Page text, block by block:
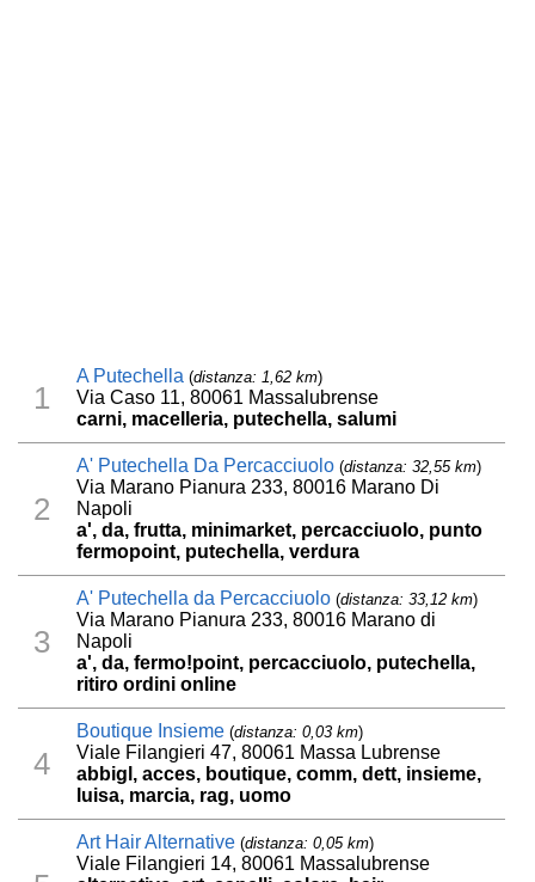
1
A Putechella (distanza: 1,62 km)
Via Caso 11, 80061 Massalubrense
carni, macelleria, putechella, salumi
2
A' Putechella Da Percacciuolo (distanza: 32,55 km)
Via Marano Pianura 233, 80016 Marano Di
Napoli
a', da, frutta, minimarket, percacciuolo, punto
fermopoint, putechella, verdura
3
A' Putechella da Percacciuolo (distanza: 33,12 km)
Via Marano Pianura 233, 80016 Marano di
Napoli
a', da, fermo!point, percacciuolo, putechella,
ritiro ordini online
4
Boutique Insieme (distanza: 0,03 km)
Viale Filangieri 47, 80061 Massa Lubrense
abbigl, acces, boutique, comm, dett, insieme,
luisa, marcia, rag, uomo
Art Hair Alternative (distanza: 0,05 km)
Viale Filangieri 14, 80061 Massalubrense